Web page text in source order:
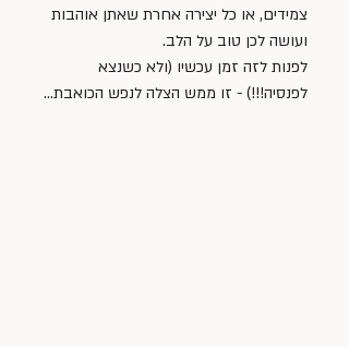
צמידים, או כל יצירה אחרת שאתן אוהבות
ועושה לכן טוב על הלב.
לפנות לזה זמן עכשיו (ולא כשנצא
לפנסיה!!!) - זו ממש הצלה לנפש הכואבת…